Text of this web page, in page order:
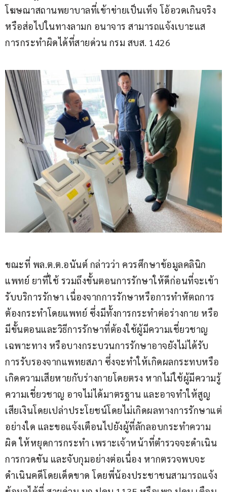
โฆษณาสถานพยาบาลที่เข้าข่ายเป็นเท็จ โอ้อวดเกินจริง
หรือส่อไปในทางลามก อนาจาร สามารถแจ้งเบาะแส
การกระทำผิดได้ที่สายด่วน กรม สบส. 1426
ขณะที่ พล.ต.ต.อนันต์ กล่าวว่า ควรศึกษาข้อมูลคลินิก
แพทย์ ยาที่ใช้ รวมถึงขั้นตอนการรักษาให้ดีก่อนที่จะเข้า
รับบริการรักษา เนื่องจากการรักษาหรือการทำหัตถการ
ต้องกระทำโดยแพทย์ ซึ่งมีทั้งการกระทำต่อร่างกาย หรือ
มีขั้นตอนและวิธีการรักษาที่ต้องใช้ผู้มีความเชี่ยวชาญ
เฉพาะทาง หรือบางกระบวนการรักษาอาจยังไม่ได้รับ
การรับรองจากแพทยสภา ซึ่งจะทำให้เกิดผลกระทบหรือ
เกิดความเสียหายกับร่างกายโดยตรง หากไม่ใช้ผู้มีความรู้
ความเชี่ยวชาญ อาจไม่ได้มาตรฐาน และอาจทำให้สูญ
เสียเงินโดยเปล่าประโยชน์โดยไม่เกิดผลทางการรักษาแต่
อย่างใด และขอแจ้งเตือนไปยังผู้ที่ลักลอบกระทำความ
ผิด ให้หยุดการกระทำ เพราะเจ้าหน้าที่ตำรวจจะดำเนิน
การกวดขัน และจับกุมอย่างต่อเนื่อง หากตรวจพบจะ
ดำเนินคดีโดยเด็ดขาด โดยพี่น้องประชาชนสามารถแจ้ง